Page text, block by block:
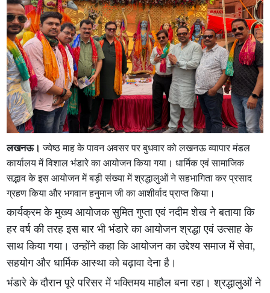
लखनऊ। ज्येष्ठ माह के पावन अवसर पर बुधवार को लखनऊ व्यापार मंडल
कार्यालय में विशाल भंडारे का आयोजन किया गया। धार्मिक एवं सामाजिक
सद्भाव के इस आयोजन में बड़ी संख्या में श्रद्धालुओं ने सहभागिता कर प्रसाद
ग्रहण किया और भगवान हनुमान जी का आशीर्वाद प्राप्त किया।
कार्यक्रम के मुख्य आयोजक सुमित गुप्ता एवं नदीम शेख ने बताया कि
हर वर्ष की तरह इस बार भी भंडारे का आयोजन श्रद्धा एवं उत्साह के
साथ किया गया। उन्होंने कहा कि आयोजन का उद्देश्य समाज में सेवा,
सहयोग और धार्मिक आस्था को बढ़ावा देना है।
भंडारे के दौरान पूरे परिसर में भक्तिमय माहौल बना रहा। श्रद्धालुओं ने